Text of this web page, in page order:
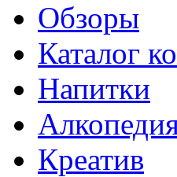
Обзоры
Каталог
Напитки
Креатив